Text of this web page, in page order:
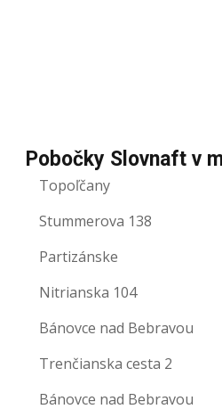
Pobočky Slovnaft v
Topoľčany
Stummerova 138
Partizánske
Nitrianska 104
Bánovce nad Bebravou
Trenčianska cesta 2
Bánovce nad Bebravou